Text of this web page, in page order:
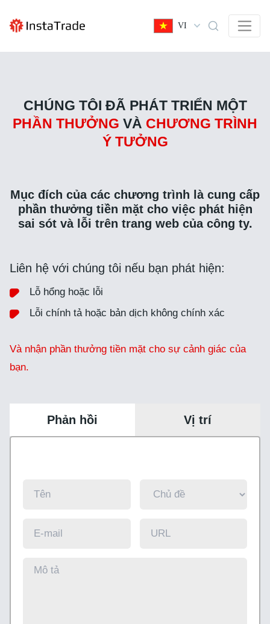
VI
CHÚNG TÔI ĐÃ PHÁT TRIỂN MỘT
PHẦN THƯỞNG VÀ CHƯƠNG TRÌNH
Ý TƯỞNG
Mục đích của các chương trình là cung cấp
phần thưởng tiền mặt cho việc phát hiện
sai sót và lỗi trên trang web của công ty.
Liên hệ với chúng tôi nếu bạn phát hiện:
Lỗ hổng hoặc lỗi
Lỗi chính tả hoặc bản dịch không chính xác
Và nhận phần thưởng tiền mặt cho sự cảnh giác của
bạn.
Phản hồi Vị trí